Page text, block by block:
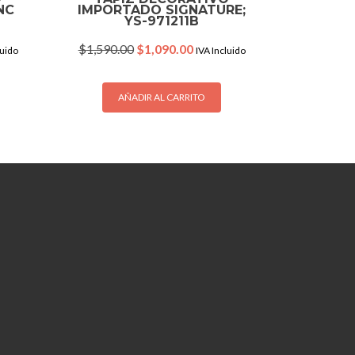
IMPORTADO SIGNATURE;
YS-971211B
$1,590.00 Original
was:
$1,590.00.
$1,090.00Current
is:
$1,090.00.
IVA Incluido
AÑADIR AL CARRITO